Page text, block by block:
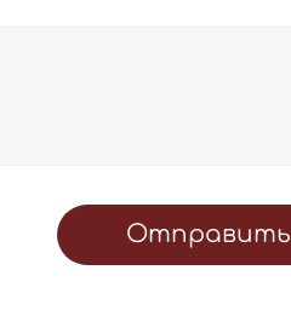
Отправить